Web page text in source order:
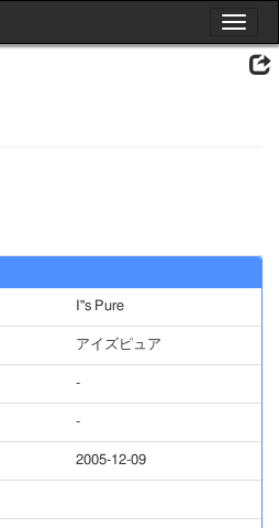
Toggle
I"s Pure
アイズピュア
-
-
2005-12-09